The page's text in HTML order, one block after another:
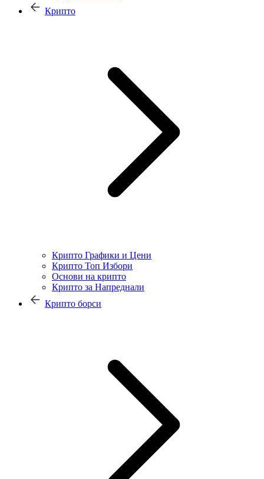
Крипто
Крипто Графики и Цени
Крипто Топ Избори
Основи на крипто
Крипто за Напреднали
Крипто борси